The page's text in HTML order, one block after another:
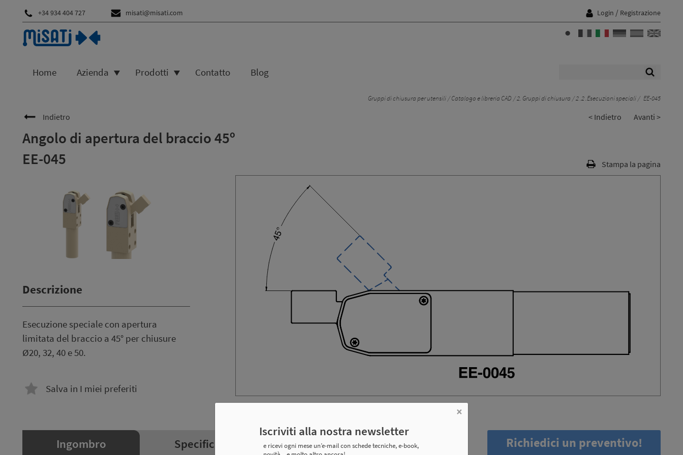
+34 934 404 727 misati@misati.com Login / Registrazione
Home Azienda Prodotti Contatto Blog
Gruppi di chiusura per utensili Catalogo e libreria CAD 2. Gruppi di chiusura 2 .2 .Esecuzioni speciali EE-045
Indietro < Indietro Avanti >
Angolo di apertura del braccio 45º
EE-045
Stampa la pagina
Descrizione
Esecuzione speciale con apertura
limitata del braccio a 45° per chiusure
Ø20, 32, 40 e 50.
Salva in I miei preferiti
Ingombro Specifiche tecniche Richiedici un preventivo!
×
Iscriviti alla nostra newsletter
e ricevi ogni mese un’e-mail con schede tecniche, e-book,